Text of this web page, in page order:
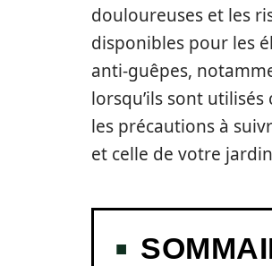
douloureuses et les
disponibles pour les
anti-guêpes,
lorsqu’ils sont
les précautions à
et celle de votre